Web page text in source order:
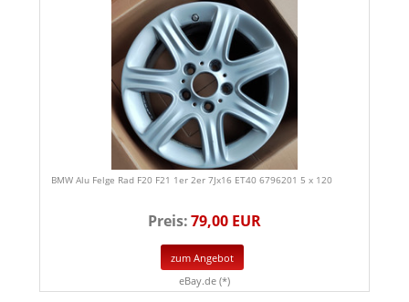
BMW Alu Felge Rad F20 F21 1er 2er 7Jx16 ET40 6796201 5 x 120
Preis:79,00 EUR
zum Angebot
eBay.de (*)